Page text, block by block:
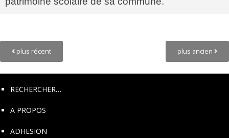
Navigation
plus récent plus ancien
RECHERCHER…
A PROPOS
ADHESION